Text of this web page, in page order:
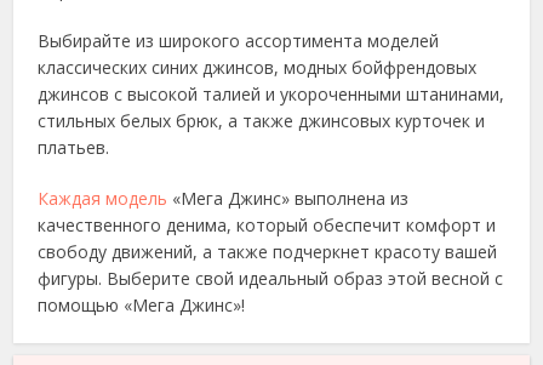
Выбирайте из широкого ассортимента моделей
классических синих джинсов, модных бойфрендовых
джинсов с высокой талией и укороченными штанинами,
стильных белых брюк, а также джинсовых курточек и
платьев.
Каждая модель «Мега Джинс» выполнена из
качественного денима, который обеспечит комфорт и
свободу движений, а также подчеркнет красоту вашей
фигуры. Выберите свой идеальный образ этой весной с
помощью «Мега Джинс»!